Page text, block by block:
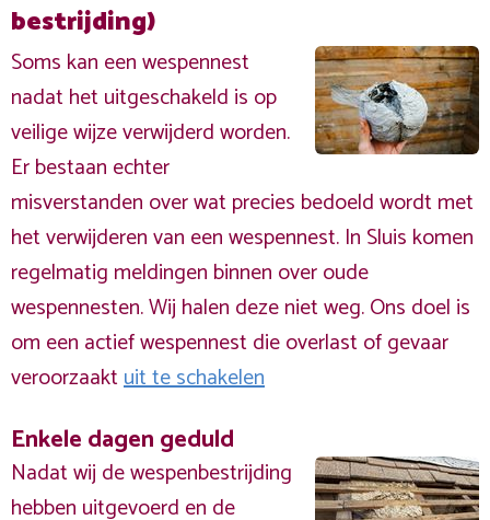
bestrijding)
Soms kan een wespennest
nadat het uitgeschakeld is op
veilige wijze verwijderd worden.
Er bestaan echter
misverstanden over wat precies bedoeld wordt met
het verwijderen van een wespennest. In Sluis komen
regelmatig meldingen binnen over oude
wespennesten. Wij halen deze niet weg. Ons doel is
om een actief wespennest die overlast of gevaar
veroorzaaktuit te schakelen
Enkele dagen geduld
Nadat wij de wespenbestrijding
hebben uitgevoerd en de